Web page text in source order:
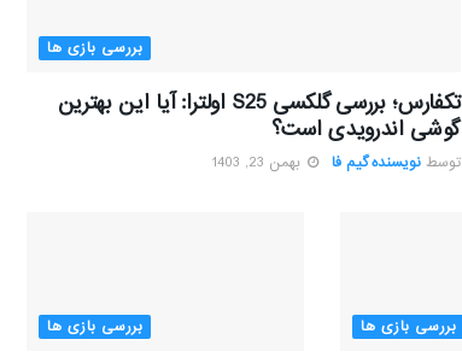
بررسی بازی ها
تکفارس؛ بررسی گلکسی S25 اولترا: آیا این بهترین
گوشی اندرویدی است؟
توسط نویسنده گیم فا بهمن 23, 1403
بررسی بازی ها بررسی بازی ها